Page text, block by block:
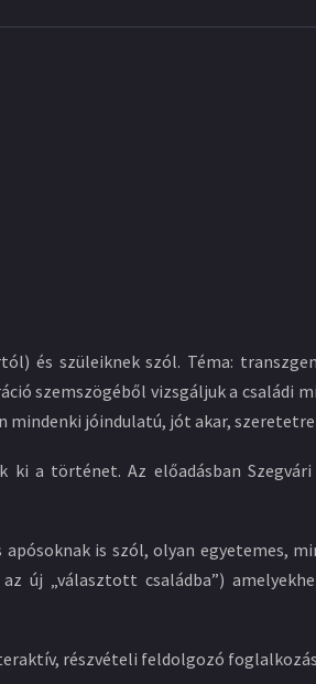
és szüleiknek szól. Téma:
szemszögéből vizsgáljuk a
mindenki jóindulatú, jót akar,
a történet. Az előadásban
is szól, olyan egyetemes,
új „választott családba”)
részvételi feldolgozó